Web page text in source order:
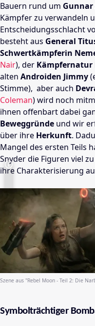
Bauern rund um Gunnar
Kämpfer zu verwandeln
Entscheidungsschlacht
besteht aus General
Schwertkämpferin
Nair), der Kämpfernatur
alten Androiden Jimmy
Stimme), aber auch
Coleman) wird noch
ihnen offenbart dabei
Beweggründe und wir
über ihre Herkunft.
Mangel des ersten Teils
Snyder die Figuren viel
ihre Charakterisierung
Szene aus "Rebel Moon - Teil 2: Die
Symbolträchtiger